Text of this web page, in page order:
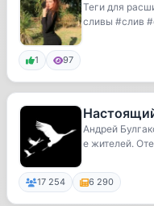
Теги для
сливы #слив
1 97
Андрей
е жителей.
17 254 6 290